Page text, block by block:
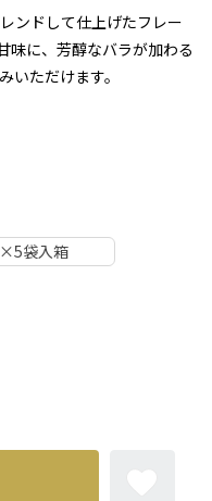
ンドして仕上げたフレー
味に、芳醇なバラが加わる
いただけます。
袋入箱